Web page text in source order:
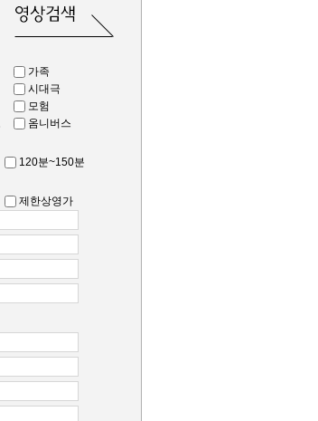
가족
시대극
모험
옴니버스
120분~150분
제한상영가